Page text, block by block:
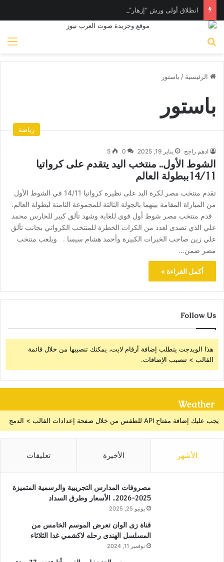
الرئيسية / باستور
باستور
رياضة
ادهم راجح يناير 19, 2025 0
5
الشوط الأول.. منتخب اليد يتقدم على كرواتيا
14/11ببطولة العالم
تقدم منتخب مصر لكرة اليد على نظيره كرواتيا 14/11 في الشوط الأول
من المباراة المقامة بينهما بالجولة الثالثة للمجموعة الثامنة لبطولة العالم.
قدم منتخب مصر شوط أول قوي للغاية وشهد تألق كبير للحارس محمد
علي الذي تصدى لعدد من الكرات الخطرة للمنتخب الكرواتي بجانب تألق
علي زين صاحب الخبرات الكبيرة وأحمد هشام سيسا . ويلعب منتخب
مصر ضمن…
أكمل القراءة »
Follow Us
هذا الويدجت يتطلب إضافة أرقام لايت، يمكنك تنصيبها من خلال قائمة
القالب > تنصيب الإضافات.
Weather
يجب عليك إضافة مفتاح API للطقس من خلال صفحة إعدادات القالب > الدمج
الأشهر الأخيرة تعليقات
مصروفات المدارس التجريبية والرسمية المتميزة
2025-2026.. الأسعار وطرق السداد
يونيو 25, 2025
قناة زى الوان تعرض الموسم الخامس من
المسلسل الهندى رحله لاكشمي غدا الثلاثاء
نوفمبر 11, 2024